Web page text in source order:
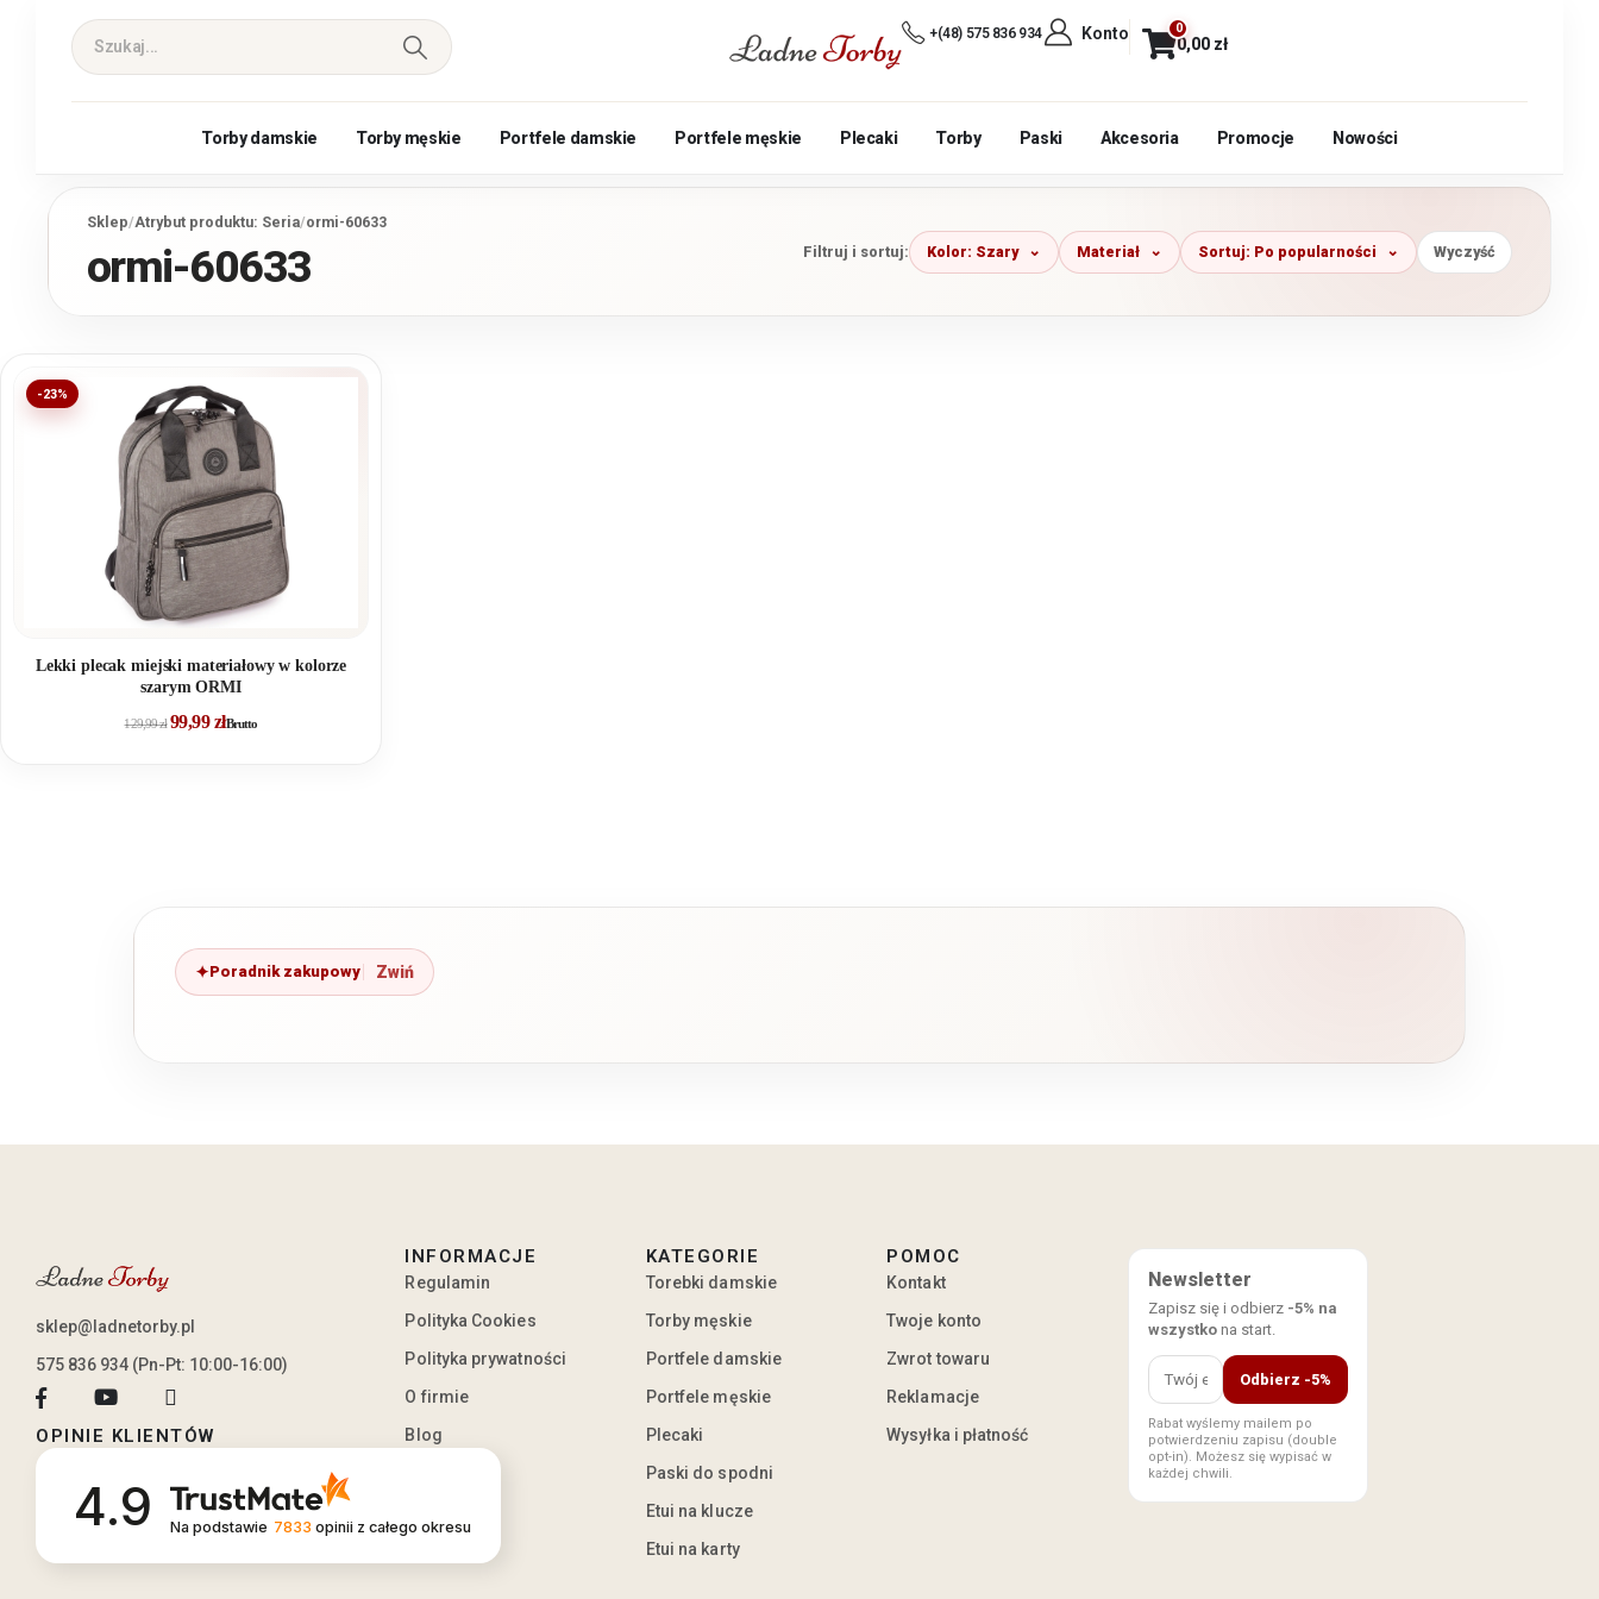
+(48) 575 836 934 Konto 0
0,00 zł
Torby damskie Torby męskie Portfele damskie Portfele męskie Plecaki Torby Paski Akcesoria Promocje Nowości
Sklep/Atrybut produktu: Seria/ormi-60633
ormi-60633 Filtruj i sortuj: Kolor: Szary Materiał Sortuj: Po popularności Wyczyść
-23%
Lekki plecak miejski materiałowy w kolorze
szarym ORMI
129,99zł 99,99złBrutto
Poradnik zakupowy
sklep@ladnetorby.pl
575 836 934 (Pn-Pt: 10:00-16:00)
OPINIE KLIENTÓW
4.9 Na podstawie 7833 opinii z całego okresu
INFORMACJE
Regulamin
Polityka Cookies
Polityka prywatności
O firmie
Blog
KATEGORIE
Torebki damskie
Torby męskie
Portfele damskie
Portfele męskie
Plecaki
Paski do spodni
Etui na klucze
Etui na karty
POMOC
Kontakt
Twoje konto
Zwrot towaru
Reklamacje
Wysyłka i płatność
Newsletter
Zapisz się i odbierz -5% na
wszystkona start.
Odbierz -5%
Rabat wyślemy mailem po
potwierdzeniu zapisu (double
opt-in). Możesz się wypisać w
każdej chwili.